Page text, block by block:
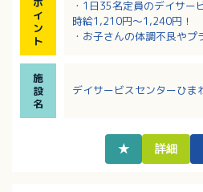
イ
ン
ト
・1日35名定員のデイサー
時給1,210円～1,240円！
・お子さんの体調不良や
・祝日出勤の場合は時給＋
施
設
名
デイサービスセンターひま
★ 詳細